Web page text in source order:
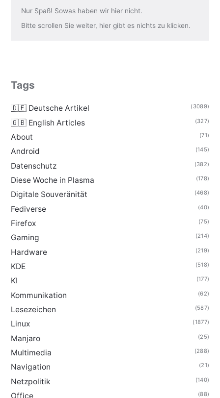
Nur Spaß! Sowas haben wir hier nicht.
Bitte scrollen Sie weiter, hier gibt es nichts zu klicken.
Tags
🇩🇪 Deutsche Artikel (3089)
🇬🇧 English Articles (327)
About (71)
Android (145)
Datenschutz (382)
Diese Woche in Plasma (178)
Digitale Souveränität (468)
Fediverse (40)
Firefox (75)
Gaming (214)
Hardware (219)
KDE (518)
KI (177)
Kommunikation (62)
Lesezeichen (587)
Linux (1877)
Manjaro (25)
Multimedia (288)
Navigation (21)
Netzpolitik (140)
Office (88)